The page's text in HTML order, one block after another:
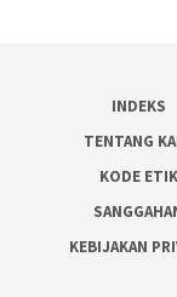
INDEKS
TENTANG
KODE ETIK
KEBIJAKAN